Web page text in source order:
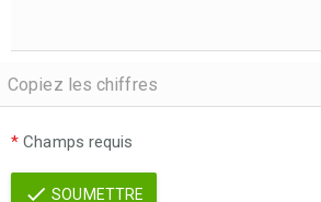
* Champs requis
SOUMETTRE